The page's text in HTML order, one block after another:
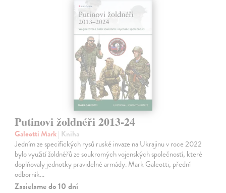
Putinovi žoldnéři 2013-24
Galeotti Mark| Kniha
Jedním ze specifických rysů ruské invaze na Ukrajinu v roce 2022
bylo využití žoldnéřů ze soukromých vojenských společností, které
doplňovaly jednotky pravidelné armády. Mark Galeotti, přední
odborník…
Zasielame do 10 dní